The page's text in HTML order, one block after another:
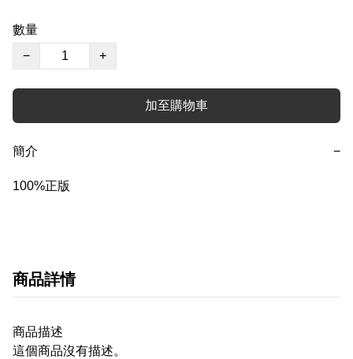
數量
−
+
加至購物車
簡介 −
100%正版
商品詳情
商品描述
這個商品沒有描述。